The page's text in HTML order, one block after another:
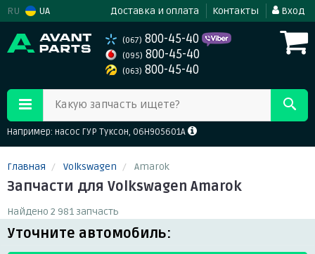
RU UA Доставка и оплата Контакты Вход
(067) 800-45-40
(095) 800-45-40
(063) 800-45-40
Какую запчасть ищете?
Например: насос ГУР Туксон, 06H905601A
Главная Volkswagen Amarok
Запчасти для Volkswagen Amarok
Найдено 2 981 запчасть
Уточните автомобиль: